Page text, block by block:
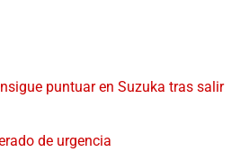
puntuar en Suzuka tras salir
de urgencia